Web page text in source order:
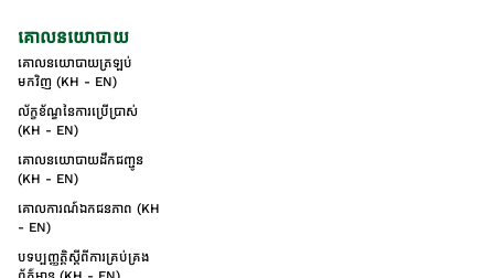
គោលនយោបាយ
គោលនយោបាយត្រឡប់
មកវិញ (KH - EN)
ល័ក្ខខ័ណ្ឌនៃការប្រើប្រាស់
(KH - EN)
គោលនយោបាយដឹកជញ្ជូន
(KH - EN)
គោលការណ៍ឯកជនភាព (KH
- EN)
បទប្បញ្ញត្តិស្តីពីការគ្រប់គ្រង